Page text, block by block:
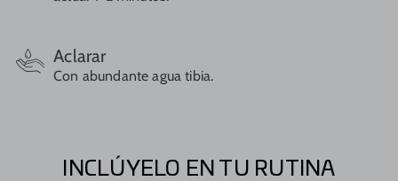
Aclarar
Con abundante agua tibia.
INCLÚYELO EN TU RUTINA